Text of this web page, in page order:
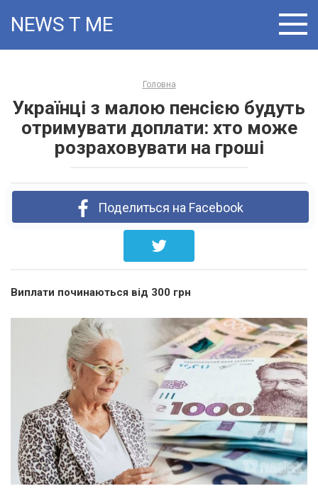
NEWS T:ME
Головна
Українці з малою пенсією будуть
отримувати доплати: хто може
розраховувати на гроші
Поделиться на Facebook
Виплати починаються від 300 грн